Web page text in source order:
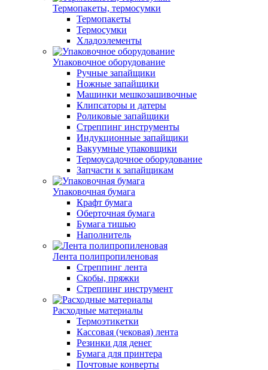
Термопакеты, термосумки
Термопакеты
Термосумки
Хладоэлементы
Упаковочное оборудование
Ручные запайщики
Ножные запайщики
Машинки мешкозашивочные
Клипсаторы и датеры
Роликовые запайщики
Стреппинг инструменты
Индукционные запайщики
Вакуумные упаковщики
Термоусадочное оборудование
Запчасти к запайщикам
Упаковочная бумага
Крафт бумага
Оберточная бумага
Бумага тишью
Наполнитель
Лента полипропиленовая
Стреппинг лента
Скобы, пряжки
Стреппинг инструмент
Расходные материалы
Термоэтикетки
Кассовая (чековая) лента
Резинки для денег
Бумага для принтера
Почтовые конверты